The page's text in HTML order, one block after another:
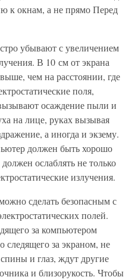
к окнам, а не прямо Перед
убывают с увеличением
В 10 см от экрана
чем на расстоянии, где
поля,
осаждение пыли и
на лице, руках вызывая
а иногда и экзему.
должен быть хорошо
ослаблять не только
излучения.
сделать безопасным с
полей.
за компьютером
за экраном, не
и глаз, ждут другие
и близорукость. Чтобы